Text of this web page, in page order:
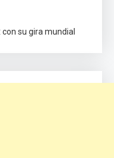
su gira mundial